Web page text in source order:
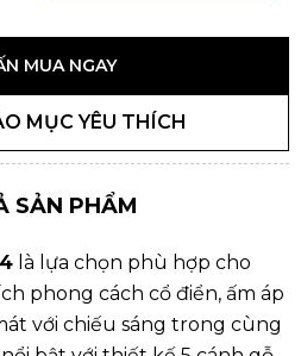
MUA NGAY
MỤC YÊU THÍCH
SẢN PHẨM
là lựa chọn phù hợp cho
phong cách cổ điển, ấm áp
với chiếu sáng trong cùng